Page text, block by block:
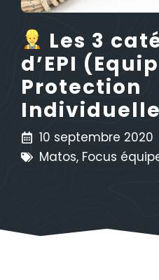
Les 3
d’EPI
Protection
10 septembre 2020
Matos, Focus